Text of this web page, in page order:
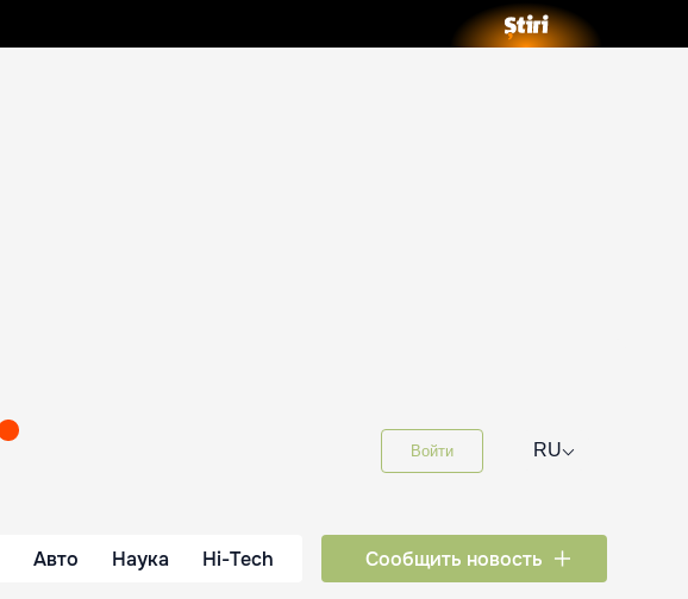
Войти RU⌵
Авто Наука Hi-Tech Сообщить новость